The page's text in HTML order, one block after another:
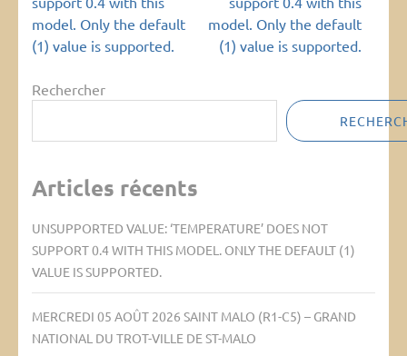
model. Only the default
(1) value is supported.
model. Only the default
(1) value is supported.
Rechercher
Articles récents
UNSUPPORTED VALUE: ‘TEMPERATURE’ DOES NOT
SUPPORT 0.4 WITH THIS MODEL. ONLY THE DEFAULT (1)
VALUE IS SUPPORTED.
MERCREDI 05 AOÛT 2026 SAINT MALO (R1-C5) – GRAND
NATIONAL DU TROT-VILLE DE ST-MALO